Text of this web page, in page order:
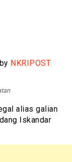
NKRIPOST
alias galian
Iskandar